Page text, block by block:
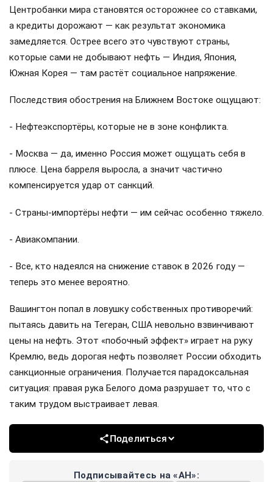
Центробанки мира становятся осторожнее со ставками,
а кредиты дорожают — как результат экономика
замедляется. Острее всего это чувствуют страны,
которые сами не добывают нефть — Индия, Япония,
Южная Корея — там растёт социальное напряжение.
Последствия обострения на Ближнем Востоке ощущают:
- Нефтеэкспортёры, которые не в зоне конфликта.
- Москва — да, именно Россия может ощущать себя в
плюсе. Цена барреля выросла, а значит частично
компенсируется удар от санкций.
- Страны-импортёры нефти — им сейчас особенно тяжело.
- Авиакомпании.
- Все, кто надеялся на снижение ставок в 2026 году —
теперь это менее вероятно.
Вашингтон попал в ловушку собственных противоречий:
пытаясь давить на Тегеран, США невольно взвинчивают
цены на нефть. Этот «побочный эффект» играет на руку
Кремлю, ведь дорогая нефть позволяет России обходить
санкционные ограничения. Получается парадоксальная
ситуация: правая рука Белого дома разрушает то, что с
таким трудом выстраивает левая.
Поделиться
Подписывайтесь на «АН»: